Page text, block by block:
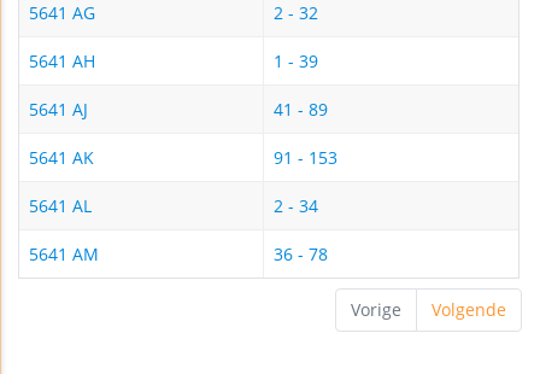
5641 AG 2 - 32
5641 AH 1 - 39
5641 AJ 41 - 89
5641 AK 91 - 153
5641 AL 2 - 34
5641 AM 36 - 78
Vorige Volgende